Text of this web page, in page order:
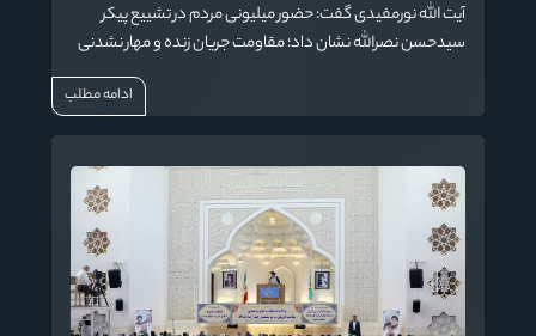
آیت الله نورمفیدی گفت: حضور میلیونی مردم در تشییع پیکر
سیدحسن نصرالله نشان داد؛ مقاومت جریان زنده و مهار نشدنی
است و در این مراسم پیوند مقاومت استحکام بیشتری پیدا کرد و
ادامه مطلب